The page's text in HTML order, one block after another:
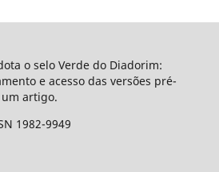
o selo Verde do Diadorim:
e acesso das versões pré-
artigo.
1982-9949